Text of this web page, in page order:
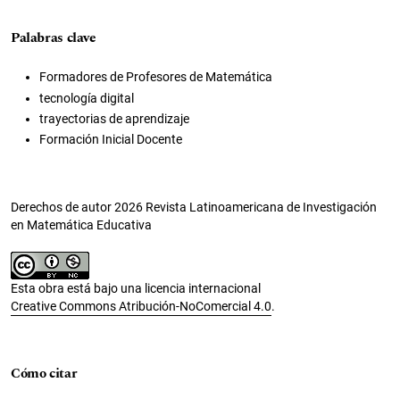
Palabras clave
Formadores de Profesores de Matemática
tecnología digital
trayectorias de aprendizaje
Formación Inicial Docente
Derechos de autor 2026 Revista Latinoamericana de Investigación
en Matemática Educativa
Esta obra está bajo una licencia internacional
Creative Commons Atribución-NoComercial 4.0.
Cómo citar